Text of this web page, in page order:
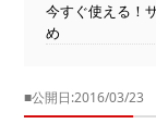
今すぐ使える！
め
■公開日:2016/03/23